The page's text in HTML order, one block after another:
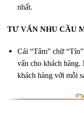
nhất.
TƯ VẤN NHU CẦU
Cái “Tâm” chữ
vấn cho khách hàng.
khách hàng với mỗi